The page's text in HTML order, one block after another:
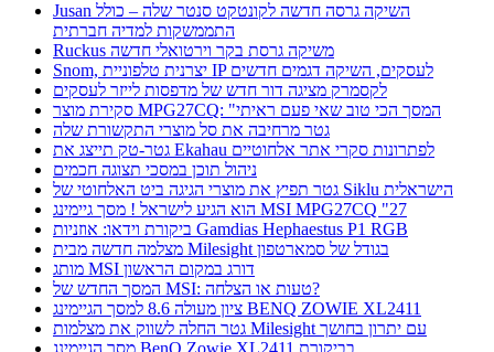
Jusan השיקה גרסה חדשה לקונטקט סנטר שלה – כולל
התממשקות למדיה חברתית
Ruckus משיקה גרסת בקר וירטואלי חדשה
Snom, יצרנית טלפוניית IP לעסקים, השיקה דגמים חדשים
לקסמרק מציגה דור חדש של מדפסות לייזר לעסקים
סקירת מוצר MPG27CQ: "המסך הכי טוב שאי פעם ראיתי
גטר מרחיבה את סל מוצרי התקשורת שלה
גטר-טק תייצג את Ekahau לפתרונות סקרי אתר אלחוטיים
ניהול תוכן במסכי תצוגה חכמים
גטר תפיץ את מוצרי הגיגה ביט האלחוטי של Siklu הישראלית
הוא הגיע לישראל ! מסך גיימינג MSI MPG27CQ "27
ביקורת וידאו: אוזניות Gamdias Hephaestus P1 RGB
מצלמה חדשה מבית Milesight בגודל של סמארטפון
מותג MSI דורג במקום הראשון
המסך החדש של MSI: טעות או הצלחה?
ציון מעולה 8.6 למסך הגיימינג BENQ ZOWIE XL2411
גטר החלה לשווק את מצלמות Milesight עם יתרון בחושך
מסך הגיימינג BenQ Zowie XL2411 בביקורת